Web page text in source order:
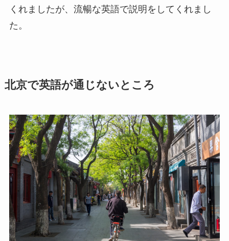
くれましたが、流暢な英語で説明をしてくれまし
た。
北京で英語が通じないところ